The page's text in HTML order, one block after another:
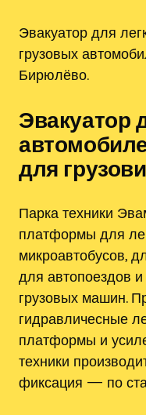
Эвакуатор для
грузовых
Бирюлёво.
Эвакуатор
для
Парка техники
платформы для
микроавтобусов,
для автопоездов
грузовых машин.
гидравличесные
платформы и
техники
фиксация — по